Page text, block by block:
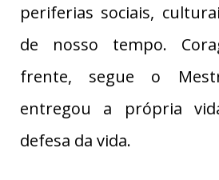
periferias sociais,
de nosso tempo.
frente, segue o
entregou a própria
defesa da vida.